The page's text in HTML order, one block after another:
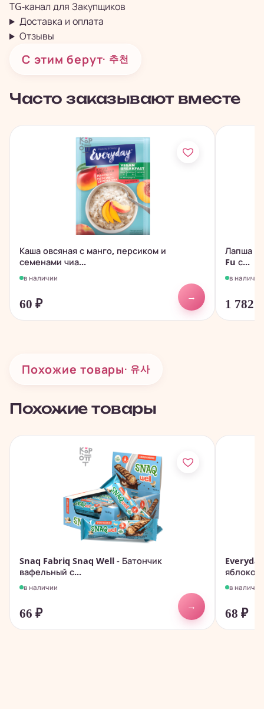
TG-канал для Закупщиков
Доставка и оплата
Отзывы
С этим берут· 추천
Часто заказывают вместе
Каша овсяная с манго, персиком и
семенами чиа...
в наличии
60 ₽
→
Лапша
Fu с...
в наличии
1 782
Похожие товары· 유사
Похожие товары
Snaq Fabriq Snaq Well - Батончик
вафельный с...
в наличии
66 ₽
→
яблоком
в наличии
68₽